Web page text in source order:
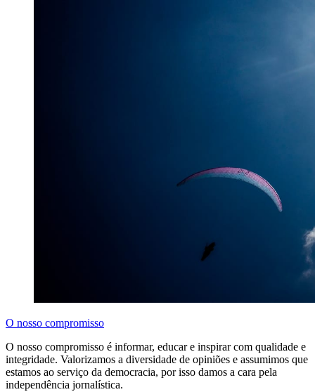
O nosso compromisso
O nosso compromisso é informar, educar e inspirar com qualidade e
integridade. Valorizamos a diversidade de opiniões e assumimos que
estamos ao serviço da democracia, por isso damos a cara pela
independência jornalística.